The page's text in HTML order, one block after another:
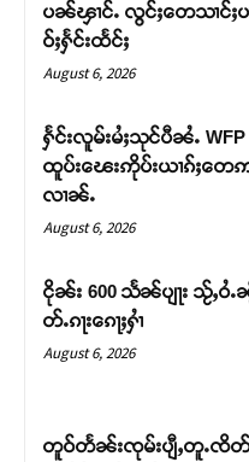
တႃႇႁႂ်ႈသဵင်ၵၢင်ၸႂ်ၵူၼ်
တ်ႇ တူဝ်ႈလုမ်ႈၾႃႉၼ
ဝ်ႇၽူႈတွႆႇႁွ
ပၼ်ၾၢင်ႉ လွင်ႈတေသၢင်ႈပ
ဝ်ႈႁႅင်းထႅင်ႈ
August 6, 2026
ႁႅင်းလူမ်းမႆႈသုင်ပီၼႆႉ WFP
ထူပ်းၽေးဢိုပ်းယၢၵ်ႈတေဢ
လၢၼ်ႉ
August 6, 2026
ငိုၼ်း 600 သႅၼ်ပျႃး သႂ်ႇဝႆႉ
တ်ႉၵႃးၵေႃႈႁၢႆ
August 6, 2026
တူဝ်တႅၼ်းၸုမ်းပျီႇတူႉၸိတ်